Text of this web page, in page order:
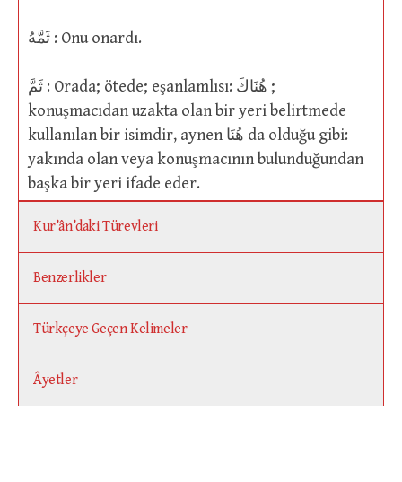
ثَمَّهُ : Onu onardı.
ثَمَّ : Orada; ötede; eşanlamlısı: هُنَاكَ ;
konuşmacıdan uzakta olan bir yeri belirtmede
kullanılan bir isimdir, aynen هُنَا da olduğu gibi:
yakında olan veya konuşmacının bulunduğundan
başka bir yeri ifade eder.
Kur’ân’daki Türevleri
Benzerlikler
Türkçeye Geçen Kelimeler
Âyetler